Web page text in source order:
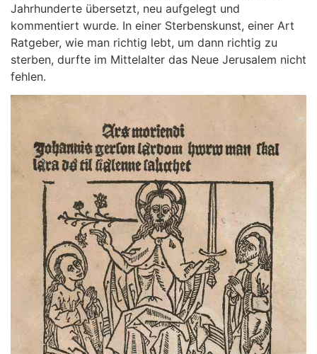
Jahrhunderte übersetzt, neu aufgelegt und
kommentiert wurde. In einer Sterbenskunst, einer Art
Ratgeber, wie man richtig lebt, um dann richtig zu
sterben, durfte im Mittelalter das Neue Jerusalem nicht
fehlen.